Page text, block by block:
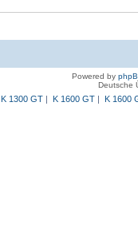
Powered by
Deutsche
K 1300 GT| K 1600 GT| K 1600